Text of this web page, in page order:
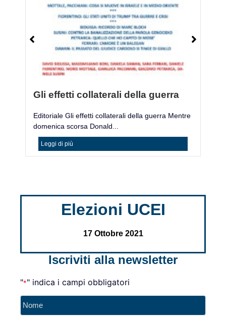
Gli effetti collaterali della guerra
Editoriale Gli effetti collaterali della guerra Mentre
domenica scorsa Donald...
Leggi di più
Elezioni UCEI
17 Ottobre 2021
Iscriviti alla newsletter
"*" indica i campi obbligatori
Nome
*